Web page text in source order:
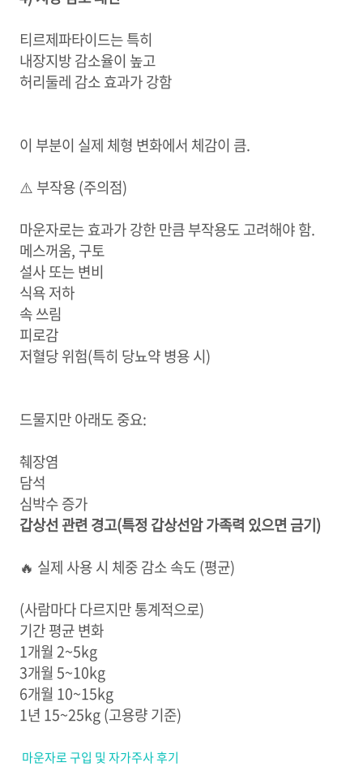
티르제파타이드는 특히
내장지방 감소율이 높고
허리둘레 감소 효과가 강함
이 부분이 실제 체형 변화에서 체감이 큼.
⚠️ 부작용 (주의점)
마운자로는 효과가 강한 만큼 부작용도 고려해야 함.
메스꺼움, 구토
설사 또는 변비
식욕 저하
속 쓰림
피로감
저혈당 위험(특히 당뇨약 병용 시)
드물지만 아래도 중요:
췌장염
담석
심박수 증가
갑상선 관련 경고(특정 갑상선암 가족력 있으면 금기)
🔥 실제 사용 시 체중 감소 속도 (평균)
(사람마다 다르지만 통계적으로)
기간 평균 변화
1개월 2~5kg
3개월 5~10kg
6개월 10~15kg
1년 15~25kg (고용량 기준)
마운자로 구입 및 자가주사 후기